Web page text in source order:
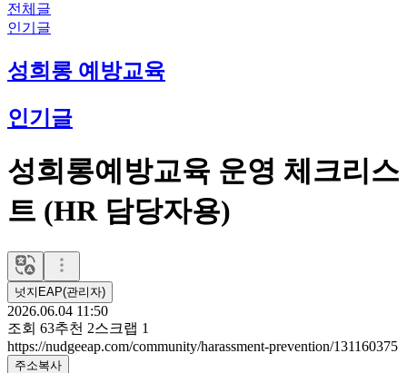
전체글
인기글
성희롱 예방교육
인기글
성희롱예방교육 운영 체크리스
트 (HR 담당자용)
넛지EAP(관리자)
2026.06.04 11:50
조회 63추천 2스크랩 1
https://nudgeeap.com/community/harassment-prevention/131160375
주소복사